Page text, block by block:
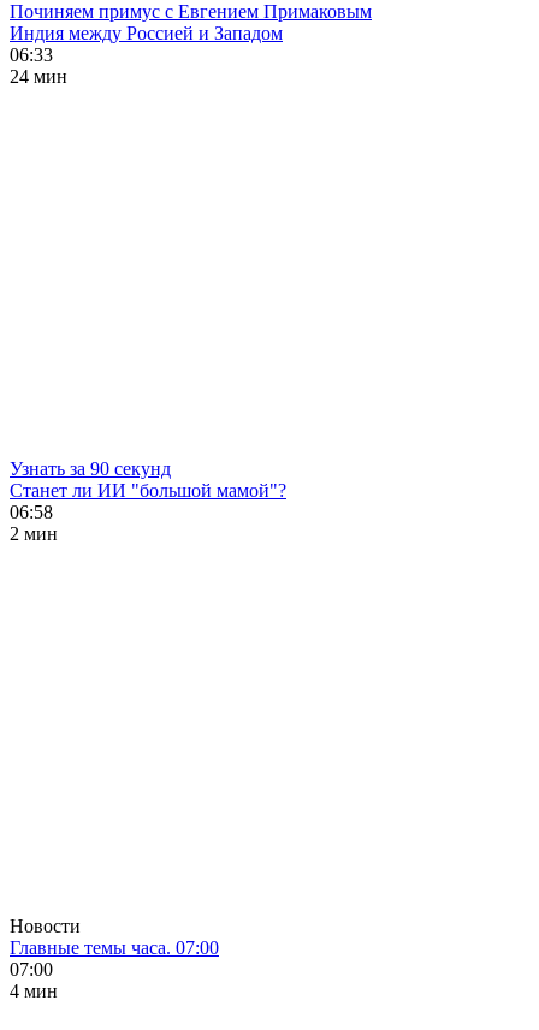
Починяем примус с Евгением Примаковым
Индия между Россией и Западом
06:33
24 мин
Узнать за 90 секунд
Станет ли ИИ "большой мамой"?
06:58
2 мин
Новости
Главные темы часа. 07:00
07:00
4 мин